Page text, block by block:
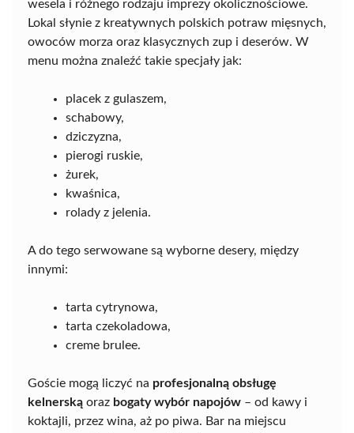
wesela i różnego rodzaju imprezy okolicznościowe.
Lokal słynie z kreatywnych polskich potraw mięsnych,
owoców morza oraz klasycznych zup i deserów. W
menu można znaleźć takie specjały jak:
placek z gulaszem,
schabowy,
dziczyzna,
pierogi ruskie,
żurek,
kwaśnica,
rolady z jelenia.
A do tego serwowane są wyborne desery, między
innymi:
tarta cytrynowa,
tarta czekoladowa,
creme brulee.
Goście mogą liczyć na profesjonalną obsługę
kelnerską oraz bogaty wybór napojów – od kawy i
koktajli, przez wina, aż po piwa. Bar na miejscu